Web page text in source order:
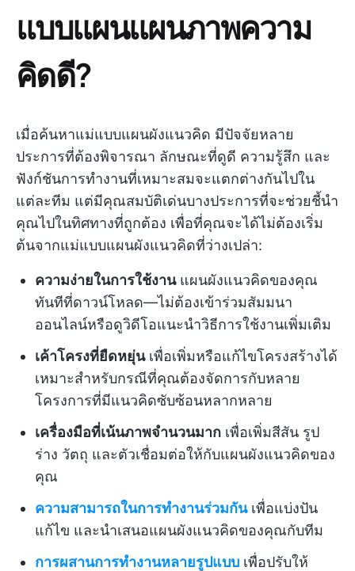
แบบแผนแผนภาพความ
คิดดี?
เมื่อค้นหาแม่แบบแผนผังแนวคิด มีปัจจัยหลาย
ประการที่ต้องพิจารณา ลักษณะที่ดูดี ความรู้สึก และ
ฟังก์ชันการทำงานที่เหมาะสมจะแตกต่างกันไปใน
แต่ละทีม แต่มีคุณสมบัติเด่นบางประการที่จะช่วยชี้นำ
คุณไปในทิศทางที่ถูกต้อง เพื่อที่คุณจะได้ไม่ต้องเริ่ม
ต้นจากแม่แบบแผนผังแนวคิดที่ว่างเปล่า:
ความง่ายในการใช้งานแผนผังแนวคิดของคุณ
ทันทีที่ดาวน์โหลด—ไม่ต้องเข้าร่วมสัมมนา
ออนไลน์หรือดูวิดีโอแนะนำวิธีการใช้งานเพิ่มเติม
เค้าโครงที่ยืดหยุ่นเพื่อเพิ่มหรือแก้ไขโครงสร้างได้
เหมาะสำหรับกรณีที่คุณต้องจัดการกับหลาย
โครงการที่มีแนวคิดซับซ้อนหลากหลาย
เครื่องมือที่เน้นภาพจำนวนมาก เพื่อเพิ่มสีสัน รูป
ร่าง วัตถุ และตัวเชื่อมต่อให้กับแผนผังแนวคิดของ
คุณ
ความสามารถในการทำงานร่วมกันเพื่อแบ่งปัน
แก้ไข และนำเสนอแผนผังแนวคิดของคุณกับทีม
การผสานการทำงานหลายรูปแบบ เพื่อปรับให้